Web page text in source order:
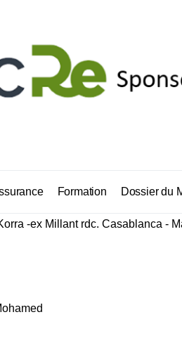
Formation Dossier du
-ex Millant rdc. Casablanca -